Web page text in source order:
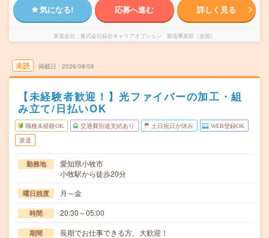
気になる! 応募へ進む 詳しく見る
派遣会社 株式会社綜合キャリアオプション 製造事業部（全国）
未読 掲載日 2026/08/08
【未経験者歓迎！】光ファイバーの加工・組
み立て/日払いOK
職種未経験OK 交通費別途支給あり 土日祝日が休み WEB登録OK
派遣
勤務地
愛知県小牧市
小牧駅から徒歩20分
曜日頻度 月～金
時間 20:30～05:00
期間 長期でお仕事できる方、大歓迎！